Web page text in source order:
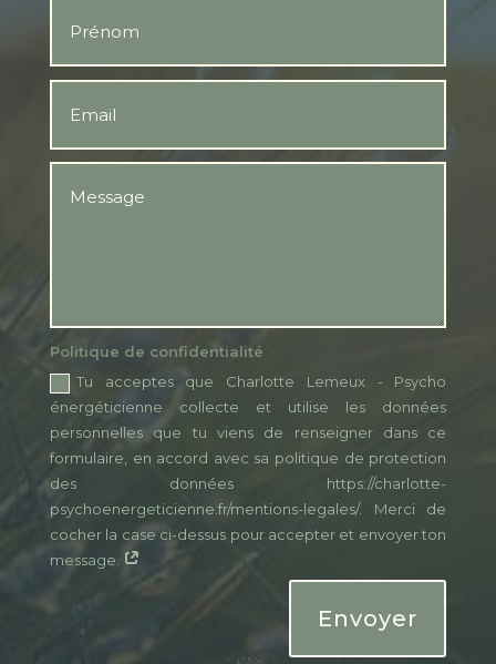
Politique de confidentialité
Tu acceptes que Charlotte Lemeux - Psycho
énergéticienne collecte et utilise les données
personnelles que tu viens de renseigner dans ce
formulaire, en accord avec sa politique de protection
des données https://charlotte-
psychoenergeticienne.fr/mentions-legales/. Merci de
cocher la case ci-dessus pour accepter et envoyer ton
message.
Envoyer